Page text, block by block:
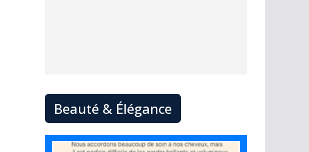
Beauté & Élégance